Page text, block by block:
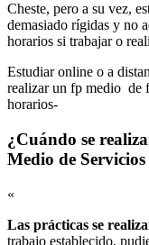
Cheste, pero a su vez,
demasiado rígidas y no
horarios si trabajar o
Estudiar online o a
realizar un fp medio de
horarios-
¿Cuándo se
Medio de
«
Las prácticas se
trabajo establecido,